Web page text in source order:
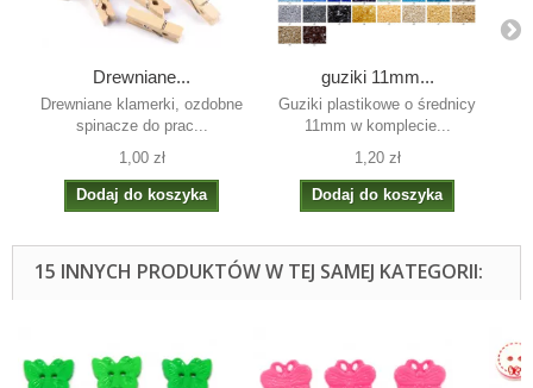
Drewniane...
Drewniane klamerki, ozdobne
spinacze do prac...
1,00 zł
Dodaj do koszyka
guziki 11mm...
Guziki plastikowe o średnicy
11mm w komplecie...
1,20 zł
Dodaj do koszyka
15 INNYCH PRODUKTÓW W TEJ SAMEJ KATEGORII: